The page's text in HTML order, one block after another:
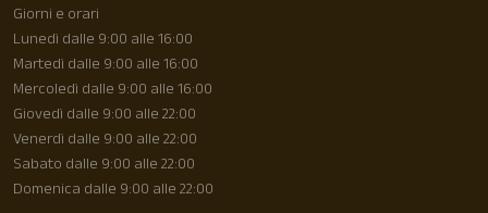
Giorni e orari
Lunedì dalle 9:00 alle 16:00
Martedì dalle 9:00 alle 16:00
Mercoledì dalle 9:00 alle 16:00
Giovedì dalle 9:00 alle 22:00
Venerdì dalle 9:00 alle 22:00
Sabato dalle 9:00 alle 22:00
Domenica dalle 9:00 alle 22:00